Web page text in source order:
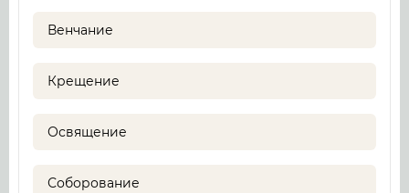
Венчание
Крещение
Освящение
Соборование